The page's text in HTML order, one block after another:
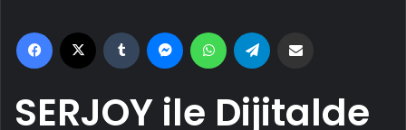
Facebook Tumblr MessengerWhatsApp
SERJOY ile Dijitalde